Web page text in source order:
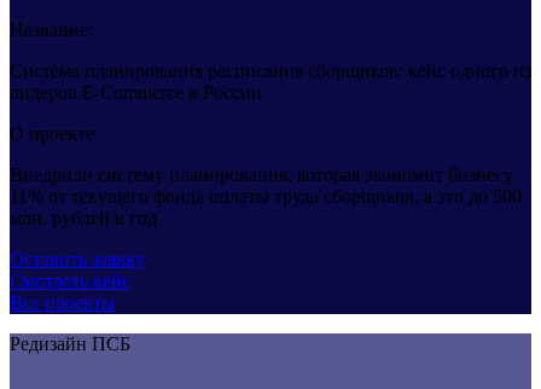
Название:
Система планирования расписания сборщиков: кейс одного из
лидеров E-Commerce в России
О проекте
Внедрили систему планирования, которая экономит бизнесу
11% от текущего фонда оплаты труда сборщиков, а это до 500
млн. рублей в год
Оставить заявку
Смотреть кейс
Все проекты
Редизайн ПСБ